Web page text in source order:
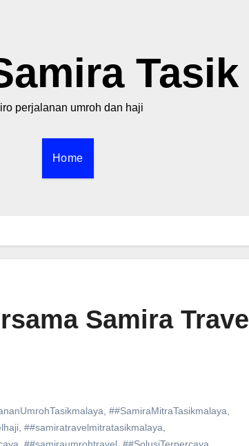
Tasik
perjalanan umroh dan haji
Home
Samira Travel
##SamiraMitraTasikmalaya
##samiratravelmitratasikmalaya
##samiraumrohtravel ##SolusiTerpercaya